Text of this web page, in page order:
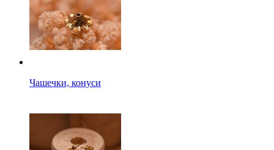
Чашечки, конуси